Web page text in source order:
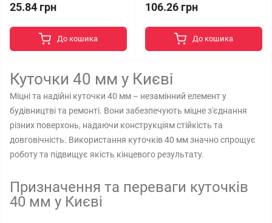
25.84 грн
До кошика
106.26 грн
До кошика
Куточки 40 мм у Києві
Міцні та надійні куточки 40 мм – незамінний елемент у
будівництві та ремонті. Вони забезпечують міцне з'єднання
різних поверхонь, надаючи конструкціям стійкість та
довговічність. Використання куточків 40 мм значно спрощує
роботу та підвищує якість кінцевого результату.
Призначення та переваги куточків
40 мм у Києві